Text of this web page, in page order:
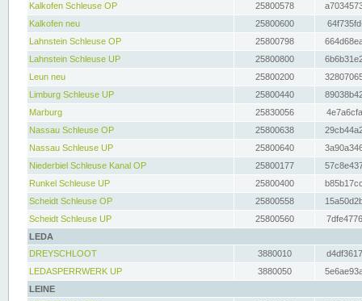
Kalkofen Schleuse OP
25800578
Kalkofen neu
25800600
Lahnstein Schleuse OP
25800798
Lahnstein Schleuse UP
25800800
Leun neu
25800200
Limburg Schleuse UP
25800440
Marburg
25830056
Nassau Schleuse OP
25800638
Nassau Schleuse UP
25800640
Niederbiel Schleuse Kanal OP
25800177
Runkel Schleuse UP
25800400
Scheidt Schleuse OP
25800558
Scheidt Schleuse UP
25800560
LEDA
DREYSCHLOOT
3880010
LEDASPERRWERK UP
3880050
LEINE